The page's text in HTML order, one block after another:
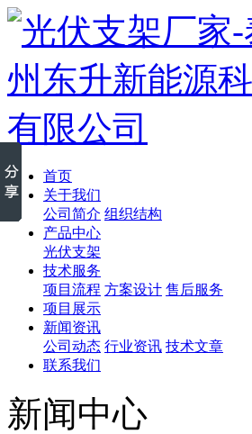
首页
关于我们
公司简介 组织结构
产品中心
光伏支架
技术服务
项目流程 方案设计 售后服务
项目展示
新闻资讯
公司动态 行业资讯 技术文章
联系我们
新闻中心